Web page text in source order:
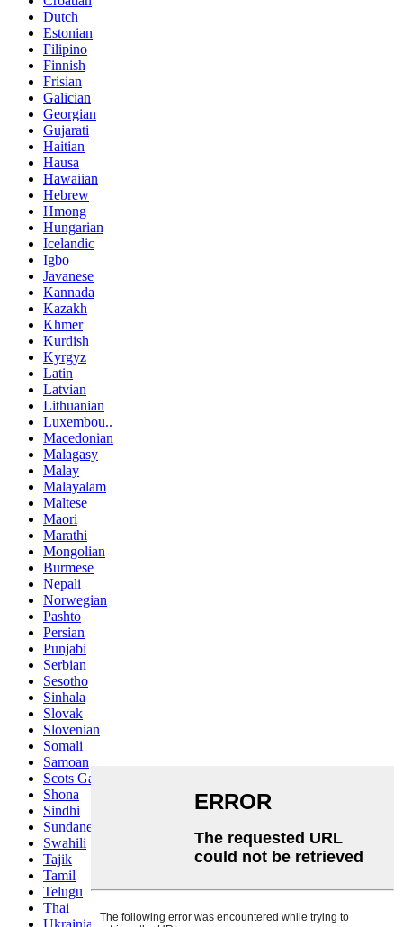
Dutch
Estonian
Filipino
Finnish
Frisian
Galician
Georgian
Gujarati
Haitian
Hausa
Hawaiian
Hebrew
Hmong
Hungarian
Icelandic
Igbo
Javanese
Kannada
Kazakh
Khmer
Kurdish
Kyrgyz
Latin
Latvian
Lithuanian
Luxembou..
Macedonian
Malagasy
Malay
Malayalam
Maltese
Maori
Marathi
Mongolian
Burmese
Nepali
Norwegian
Pashto
Persian
Punjabi
Serbian
Sesotho
Sinhala
Slovak
Slovenian
Somali
Samoan
Scots Gaelic
Shona
Sindhi
Sundanese
Swahili
Tajik
Tamil
Telugu
Thai